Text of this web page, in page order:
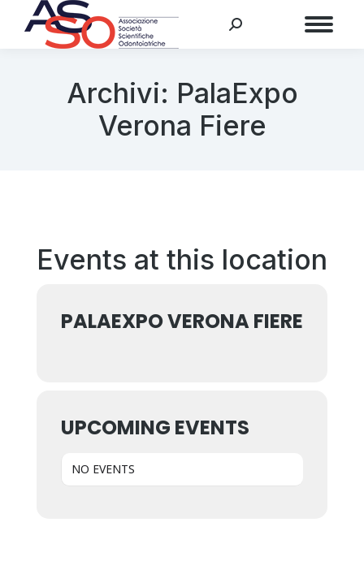
Archivi: PalaExpo
Verona Fiere
Events at this location
PALAEXPO VERONA FIERE
UPCOMING EVENTS
NO EVENTS